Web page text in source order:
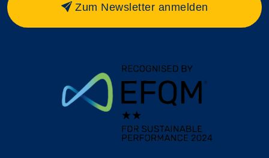
Zum Newsletter anmelden